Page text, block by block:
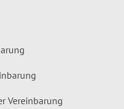
Vereinbarung